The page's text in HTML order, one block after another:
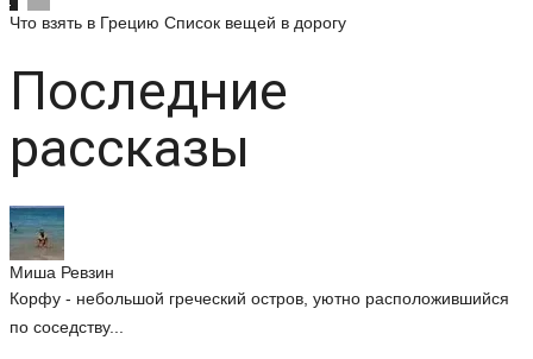
Что взять в Грецию Список вещей в дорогу
Последние
рассказы
Миша Ревзин
Корфу - небольшой греческий остров, уютно расположившийся
по соседству...